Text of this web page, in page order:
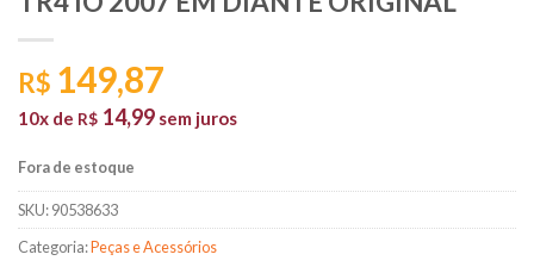
R$ 149,87
10x de R$ 14,99 sem juros
Fora de estoque
SKU:90538633
Categoria:Peças e Acessórios